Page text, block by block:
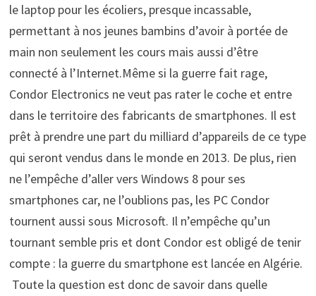
le laptop pour les écoliers, presque incassable,
permettant à nos jeunes bambins d’avoir à portée de
main non seulement les cours mais aussi d’être
connecté à l’Internet.Même si la guerre fait rage,
Condor Electronics ne veut pas rater le coche et entre
dans le territoire des fabricants de smartphones. Il est
prêt à prendre une part du milliard d’appareils de ce type
qui seront vendus dans le monde en 2013. De plus, rien
ne l’empêche d’aller vers Windows 8 pour ses
smartphones car, ne l’oublions pas, les PC Condor
tournent aussi sous Microsoft. Il n’empêche qu’un
tournant semble pris et dont Condor est obligé de tenir
compte : la guerre du smartphone est lancée en Algérie.
Toute la question est donc de savoir dans quelle